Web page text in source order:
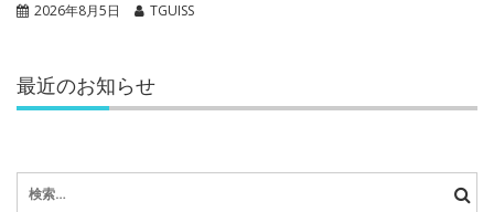
2026年8月5日 TGUISS
最近のお知らせ
索: